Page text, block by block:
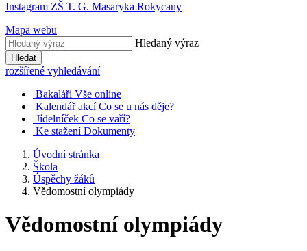
Instagram ZŠ T. G. Masaryka Rokycany
Mapa webu
Hledaný výraz
Hledat
rozšířené vyhledávání
Bakaláři Vše online
Kalendář akcí Co se u nás děje?
Jídelníček Co se vaří?
Ke stažení Dokumenty
Úvodní stránka
Škola
Úspěchy žáků
Vědomostní olympiády
Vědomostní olympiády